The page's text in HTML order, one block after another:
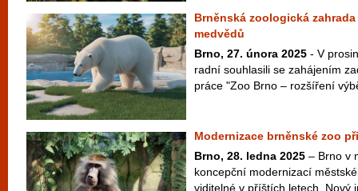
Brněnská zoologická
medvědů
Brno, 27. února 2025 - V
radní souhlasili se zahájením
práce "Zoo Brno – rozšíření
Modernizace brněnské zoo
Brno, 28. ledna 2025 – Brno v
koncepční modernizací
viditelné v příštích letech. Nový